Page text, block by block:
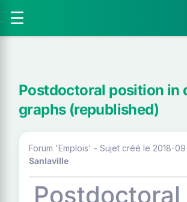
☰
Postdoctoral position in
graphs (republished)
Forum 'Emplois' - Sujet créé le 2018-
Sanlaville
Postdoctoral